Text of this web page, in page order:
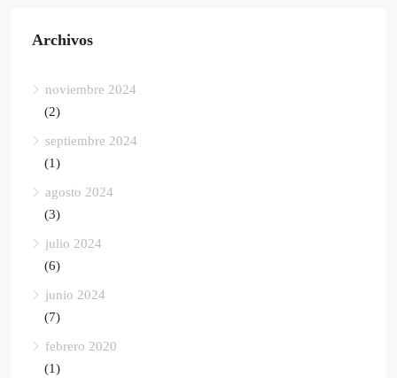
Archivos
noviembre 2024
(2)
septiembre 2024
(1)
agosto 2024
(3)
julio 2024
(6)
junio 2024
(7)
febrero 2020
(1)